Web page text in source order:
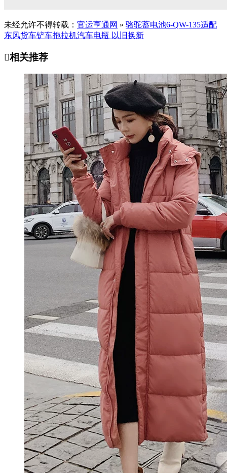
未经允许不得转载： 官运亨通网 » 骆驼蓄电池6-QW-135适配
东风货车铲车拖拉机汽车电瓶 以旧换新
相关推荐